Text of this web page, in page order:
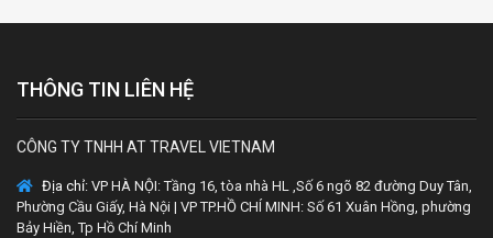
THÔNG TIN LIÊN HỆ
CÔNG TY TNHH AT TRAVEL VIETNAM
Địa chỉ: VP HÀ NỘI: Tầng 16, tòa nhà HL ,Số 6 ngõ 82 đường Duy Tân,
Phường Cầu Giấy, Hà Nội | VP TP.HỒ CHÍ MINH: Số 61 Xuân Hồng, phường
Bảy Hiền, Tp Hồ Chí Minh